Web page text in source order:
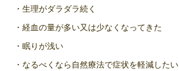
・生理がダラダラ続く
・経血の量が多い又は少なくなってきた
・眠りが浅い
・なるべくなら自然療法で症状を軽減したい